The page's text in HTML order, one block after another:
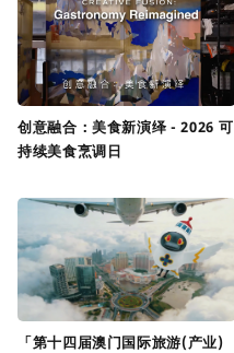
创意融合：美食新演绎 - 2026 可
持续美食烹调日
「第十四届澳门国际旅游(产业)